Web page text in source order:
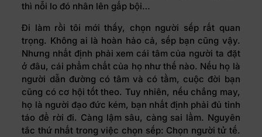
thì nỗi lo đó nhân lên gấp bội…
Đi làm rồi tôi mới thấy, chọn người sếp rất quan
trọng. Không ai là hoàn hảo cả, sếp bạn cũng vậy.
Nhưng nhất định phải xem cái tâm của người ta đặt
ở đâu, cái phẩm chất của họ như thế nào. Nếu họ là
người dẫn đường có tâm và có tầm, cuộc đời bạn
cũng có cơ hội tốt theo. Tuy nhiên, nếu chẳng may,
họ là người đạo đức kém, bạn nhất định phải đủ tỉnh
táo để rời đi. Càng lậm sâu, càng sai lầm. Nguyên
tắc thứ nhất trong việc chọn sếp: Chọn người tử tế.